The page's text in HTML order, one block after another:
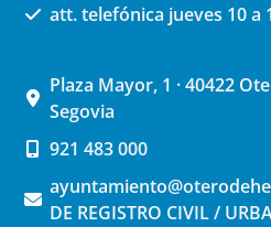
att. telefónica jueves 10 a
Plaza Mayor, 1 · 40422
Segovia
921 483 000
DE REGISTRO CIVIL /